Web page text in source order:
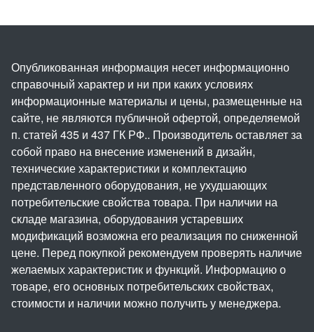
Опубликованная информация несет информационно
справочный характер и ни при каких условиях
информационные материалы и цены, размещенные на
сайте, не являются публичной офертой, определяемой
п. статей 435 и 437 ГК РФ.. Производитель оставляет за
собой право на внесение изменений в дизайн,
технические характеристики и комплектацию
представленного оборудования, не ухудшающих
потребительские свойства товара. При наличии на
складе магазина, оборудования устаревших
модификаций возможна его реализация по сниженной
цене. Перед покупкой рекомендуем проверять наличие
желаемых характеристик и функций. Информацию о
товаре, его основных потребительских свойствах,
стоимости и наличии можно получить у менеджера.